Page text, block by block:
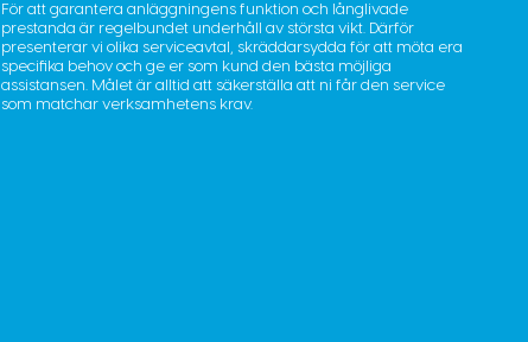
För att garantera anläggningens funktion och långlivade
prestanda är regelbundet underhåll av största vikt. Därför
presenterar vi olika serviceavtal, skräddarsydda för att möta era
specifika behov och ge er som kund den bästa möjliga
assistansen. Målet är alltid att säkerställa att ni får den service
som matchar verksamhetens krav.